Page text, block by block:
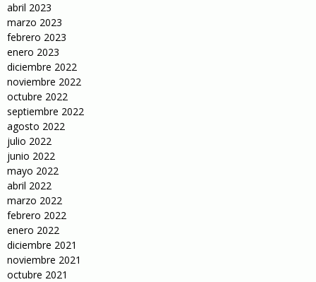
abril 2023
marzo 2023
febrero 2023
enero 2023
diciembre 2022
noviembre 2022
octubre 2022
septiembre 2022
agosto 2022
julio 2022
junio 2022
mayo 2022
abril 2022
marzo 2022
febrero 2022
enero 2022
diciembre 2021
noviembre 2021
octubre 2021